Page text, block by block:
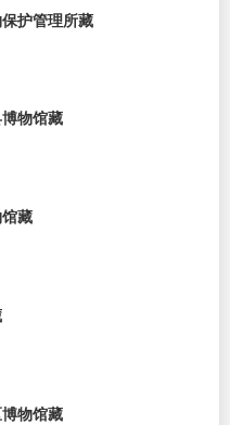
护管理所藏
物馆藏
藏
物馆藏